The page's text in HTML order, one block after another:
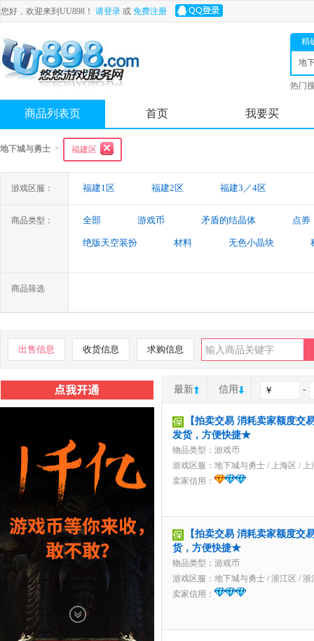
您好，欢迎来到UU898！ 请登录 或 免费注册
精
地
士
热门
商品列表页 首页 我要买
地下城与勇士 > 福建区
游戏区服： 福建1区 福建2区 福建3／4区
商品类型： 全部 游戏币 矛盾的结晶体 点券
绝版天空装扮 材料 无色小晶块
商品筛选
出售信息 收货信息 求购信息
最新 信用 -
【拍卖交易 消耗卖家额度交
发货，方便快捷★
物品类型：游戏币
游戏区服： 地下城与勇士 / 上海区 / 上
卖家信用：
【拍卖交易 消耗卖家额度交
货，方便快捷★
物品类型：游戏币
游戏区服： 地下城与勇士 / 浙江区 / 浙
卖家信用：